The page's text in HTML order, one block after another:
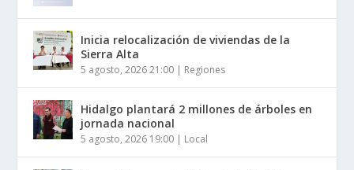
Inicia relocalización de viviendas de la
Sierra Alta
5 agosto, 2026 21:00 | Regiones
Hidalgo plantará 2 millones de árboles en
jornada nacional
5 agosto, 2026 19:00 | Local